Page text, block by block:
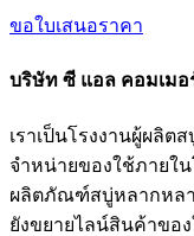
ขอใบเสนอราคา
บริษัท ซี แอล คอมเมอ
เราเป็นโรงงานผู้ผลิตส
จำหน่ายของใช้ภายใ
ผลิตภัณฑ์สบู่หลากหล
ยังขยายไลน์สินค้าของ